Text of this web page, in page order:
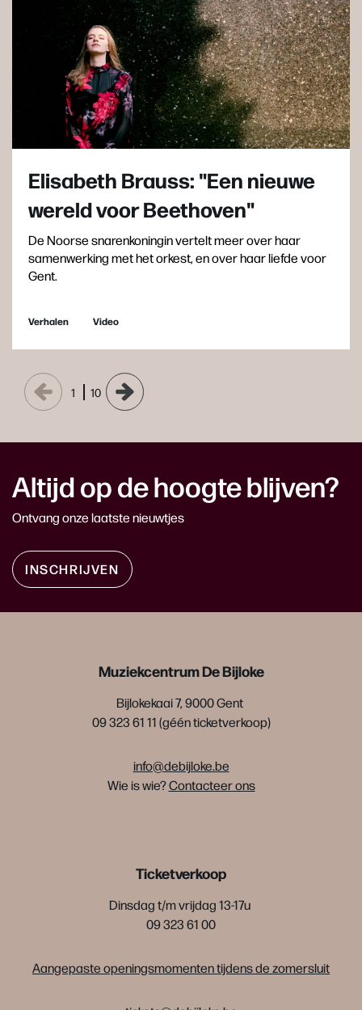
Elisabeth Brauss: "Een nieuwe
wereld voor Beethoven"
De Noorse snarenkoningin vertelt meer over haar
samenwerking met het orkest, en over haar liefde voor
Gent.
Verhalen Video
1 10
Altijd op de hoogte blijven?
Ontvang onze laatste nieuwtjes
INSCHRIJVEN
Muziekcentrum De Bijloke
Bijlokekaai 7, 9000 Gent
09 323 61 11 (géén ticketverkoop)
info@debijloke.be
Wie is wie?Contacteer ons
Ticketverkoop
Dinsdag t/m vrijdag 13-17u
09 323 61 00
Aangepaste openingsmomenten tijdens de zomersluit